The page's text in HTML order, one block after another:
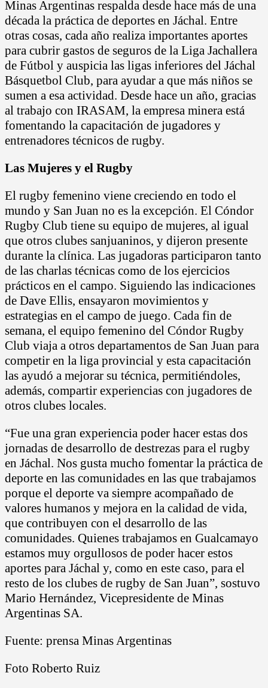
Minas Argentinas respalda desde hace más de una
década la práctica de deportes en Jáchal. Entre
otras cosas, cada año realiza importantes aportes
para cubrir gastos de seguros de la Liga Jachallera
de Fútbol y auspicia las ligas inferiores del Jáchal
Básquetbol Club, para ayudar a que más niños se
sumen a esa actividad. Desde hace un año, gracias
al trabajo con IRASAM, la empresa minera está
fomentando la capacitación de jugadores y
entrenadores técnicos de rugby.
Las Mujeres y el Rugby
El rugby femenino viene creciendo en todo el
mundo y San Juan no es la excepción. El Cóndor
Rugby Club tiene su equipo de mujeres, al igual
que otros clubes sanjuaninos, y dijeron presente
durante la clínica. Las jugadoras participaron tanto
de las charlas técnicas como de los ejercicios
prácticos en el campo. Siguiendo las indicaciones
de Dave Ellis, ensayaron movimientos y
estrategias en el campo de juego. Cada fin de
semana, el equipo femenino del Cóndor Rugby
Club viaja a otros departamentos de San Juan para
competir en la liga provincial y esta capacitación
las ayudó a mejorar su técnica, permitiéndoles,
además, compartir experiencias con jugadores de
otros clubes locales.
“Fue una gran experiencia poder hacer estas dos
jornadas de desarrollo de destrezas para el rugby
en Jáchal. Nos gusta mucho fomentar la práctica de
deporte en las comunidades en las que trabajamos
porque el deporte va siempre acompañado de
valores humanos y mejora en la calidad de vida,
que contribuyen con el desarrollo de las
comunidades. Quienes trabajamos en Gualcamayo
estamos muy orgullosos de poder hacer estos
aportes para Jáchal y, como en este caso, para el
resto de los clubes de rugby de San Juan”, sostuvo
Mario Hernández, Vicepresidente de Minas
Argentinas SA.
Fuente: prensa Minas Argentinas
Foto Roberto Ruiz